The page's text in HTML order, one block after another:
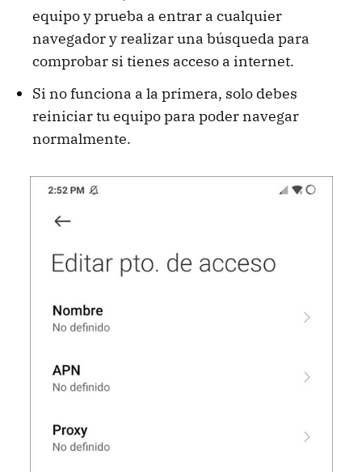
equipo y prueba a entrar a cualquier
navegador y realizar una búsqueda para
comprobar si tienes acceso a internet.
Si no funciona a la primera, solo debes
reiniciar tu equipo para poder navegar
normalmente.